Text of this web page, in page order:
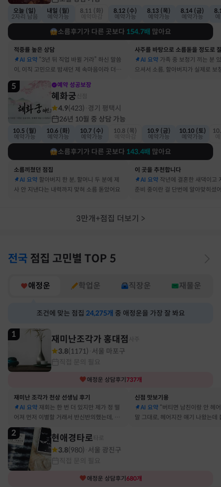
오늘 (일)
2자리 남음
내일 (월)
예약가능
8.11 (화)
8.12 (수)
예약가능
8.13 (목)
예약가능
8.14 (금)
예약가능
소름후기가 다른 곳보다 154.7배 많아요
적중률 높은 상담
AI 요약 “3년 뒤 직업 바뀔 거라” 하신 말씀
이, 이직 고민으로 밤새던 제 속마음이라 더 신
기했어요
AI 요약 가족 중 보청기 끼는 분
으셔서 소름, 할아버지가 실제로 보
5 예약 성공보장
혜화궁
4.9(423) 경기 평택시
26년 10월 중 상담 가능
10.5 (월)
예약가능
10.6 (화)
예약가능
10.7 (수)
예약가능
10.8 (목)
10.9 (금)
예약가능
10.10 (토)
예약가능
소름후기가 다른 곳보다 143.4배 많아요
소름끼쳤던 점집
AI 요약 할아버지 한 분, 할머니 두 분에 제
사 안 지낸다는 내력까지 맞혀 소름 돋았어요
이 곳을 추천합니다
AI 요약 작년에 결혼한 새댁이고
준비 중이란 걸 단번에 알아맞히셨
3만개+점집 더보기 >
전국 점집 고민별 TOP 5
애정운 학업운 직장운 재물운
조건에 맞는 점집 24,275개 중 애정운을 가장 잘 봐요
1 재미난조각가 홍대점
3.8(1171) 서울 마포구
애정운 상담후기 737개
재미난 조각가 천상 선생님 후기
AI 요약 재회는 한 번 더 있지만 제가 정 떨
어져 먼저 이별할 거래서 반신반의했는데, 정
말 재회 후 제가 먼저 헤어지자고 했어요
신점 맛보기용
AI 요약 “버티면 남친이랑 안 헤
말 그대로, 헤어지잔 얘기 나왔는데
2 현애경타로
3.8(980) 서울 광진구
애정운 상담후기 680개